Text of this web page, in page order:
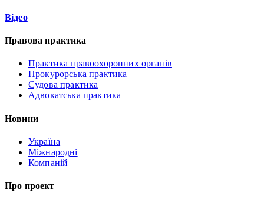
Відео
Правова практика
Практика правоохоронних органів
Прокурорська практика
Судова практика
Адвокатська практика
Новини
Україна
Міжнародні
Компаній
Про проект